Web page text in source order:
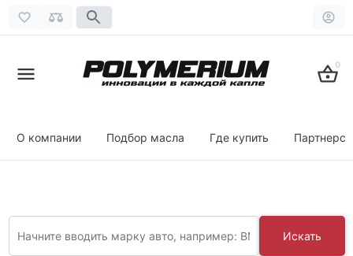
0
О компании Подбор масла Где купить
Искать